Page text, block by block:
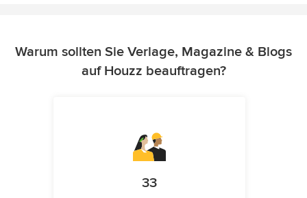
Warum sollten Sie Verlage, Magazine & Blogs
auf Houzz beauftragen?
33